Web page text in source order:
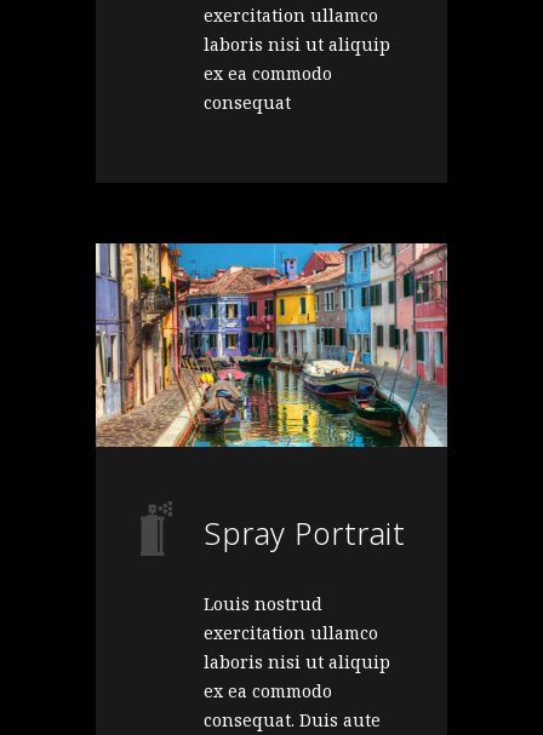
exercitation ullamco
laboris nisi ut aliquip
ex ea commodo
consequat
Spray Portrait
Louis nostrud
exercitation ullamco
laboris nisi ut aliquip
ex ea commodo
consequat. Duis aute